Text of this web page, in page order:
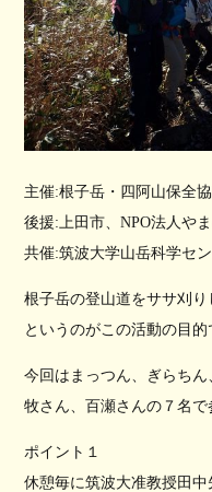
主催:根子岳・四阿山保全
後援:上田市、NPO法人や
共催:筑波大学山岳科学セ
根子岳の登山道をササ刈り
というのがこの活動の目的
今回はまっつん、ぎらち
牧さん、百瀬さんの７名で
ポイント１
休憩毎に筑波大准教授田